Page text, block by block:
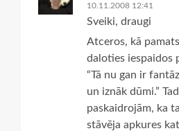
10.11.2008 12:41
Sveiki, draugi
Atceros, kā
daloties iespaidos
“Tā nu gan ir
un iznāk dūmi.”
paskaidrojām, ka
stāvēja apkures